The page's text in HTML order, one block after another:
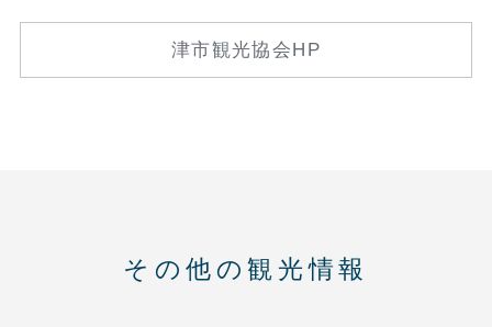
津市観光協会HP
その他の観光情報